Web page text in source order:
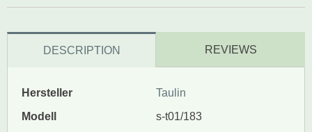
DESCRIPTION REVIEWS
Hersteller
Taulin
Modell
s-t01/183